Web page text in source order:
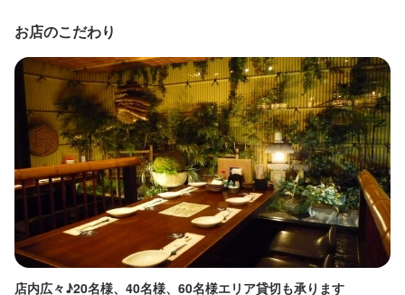
お店のこだわり
店内広々♪20名様、40名様、60名様エリア貸切も承ります
せしています。お客様とのコミュニケーション、楽しい会話、寛
ます！
60代のベテランも、20代の未経験の人も 活躍できる働きやすい職
場です。
この仕事のおすすめポイント
人と接する仕事の経験をお持ちの方、人と話すことが好きな方に
ぴったりのお仕事です。和気あいあいとした職場で、ちょっぴり
調理、盛り付け、仕込み等、お料理を作るお仕事全般をお任せし
ています。「おいしい」と言ってもらうのが好きな方、歓迎しま
す！経験が浅い方には一から料理技術を教えます。ゆくゆくは料
理長になるような方も大歓迎です。
この仕事のおすすめポイント
人と人とのふれあいを大切にした和気あいあいとした明るい職場
で、ちょっぴりシャイさんも活躍中！自分なりの頑張り方でも周
りがサポートするので安心してください。裁量も大きくやりがい
もひとしおの環境です。
ています。「おいしい」と言ってもらうのが好きな方、歓迎しま
す！経験が浅い方には一から料理技術を教えます。ゆくゆくは料
理長になるような方も大歓迎です。
この仕事のおすすめポイント
人と人とのふれあいを大切にした和気あいあいとした明るい職場
で、ちょっぴりシャイさんも活躍中！自分なりの頑張り方でも周
りがサポートするので安心してください。裁量も大きくやりがい
もひとしおの環境です。